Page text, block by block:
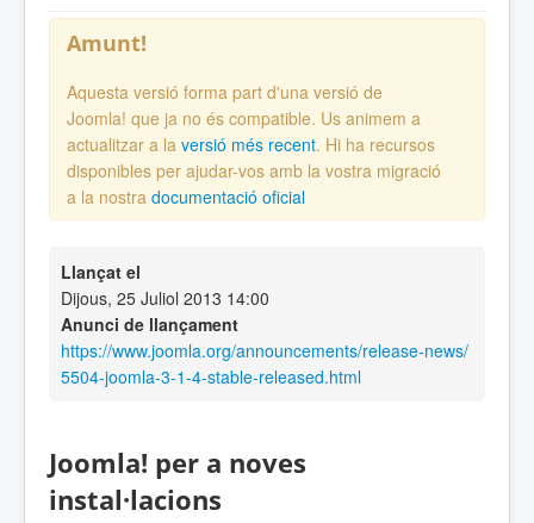
Amunt!
Aquesta versió forma part d'una versió de
Joomla! que ja no és compatible. Us animem a
actualitzar a la versió més recent. Hi ha recursos
disponibles per ajudar-vos amb la vostra migració
a la nostra documentació oficial
Llançat el
Dijous, 25 Juliol 2013 14:00
Anunci de llançament
https://www.joomla.org/announcements/release-news/
5504-joomla-3-1-4-stable-released.html
Joomla! per a noves
instal·lacions